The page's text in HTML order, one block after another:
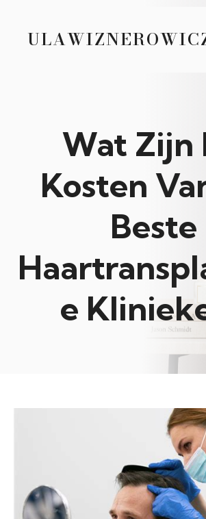
Wat Zijn
Kosten
Beste
e